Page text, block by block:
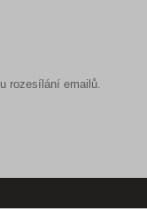
rozesílání emailů.